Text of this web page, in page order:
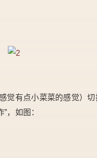
觉有点小菜菜的感觉）
，如图：